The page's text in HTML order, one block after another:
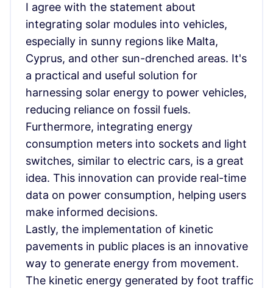
I agree with the statement about
integrating solar modules into vehicles,
especially in sunny regions like Malta,
Cyprus, and other sun-drenched areas. It's
a practical and useful solution for
harnessing solar energy to power vehicles,
reducing reliance on fossil fuels.
Furthermore, integrating energy
consumption meters into sockets and light
switches, similar to electric cars, is a great
idea. This innovation can provide real-time
data on power consumption, helping users
make informed decisions.
Lastly, the implementation of kinetic
pavements in public places is an innovative
way to generate energy from movement.
The kinetic energy generated by foot traffic